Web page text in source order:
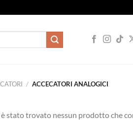
/ ACCECATORI ANALOGICI
stato trovato nessun prodotto che